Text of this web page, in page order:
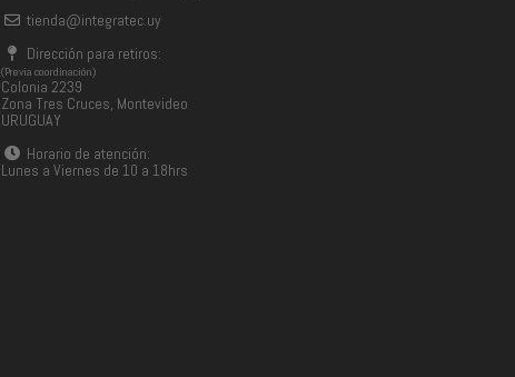
tienda@integratec.uy
Dirección para retiros:
(Previa coordinación)
Colonia 2239
Zona Tres Cruces, Montevideo
URUGUAY
Horario de atención:
Lunes a Viernes de 10 a 18hrs